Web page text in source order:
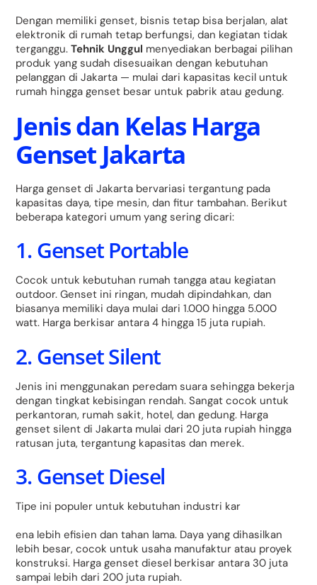
Dengan memiliki genset, bisnis tetap bisa berjalan, alat
elektronik di rumah tetap berfungsi, dan kegiatan tidak
terganggu.Tehnik Unggul menyediakan berbagai pilihan
produk yang sudah disesuaikan dengan kebutuhan
pelanggan di Jakarta — mulai dari kapasitas kecil untuk
rumah hingga genset besar untuk pabrik atau gedung.
Jenis dan Kelas Harga
Genset Jakarta
Harga genset di Jakarta bervariasi tergantung pada
kapasitas daya, tipe mesin, dan fitur tambahan. Berikut
beberapa kategori umum yang sering dicari:
1. Genset Portable
Cocok untuk kebutuhan rumah tangga atau kegiatan
outdoor. Genset ini ringan, mudah dipindahkan, dan
biasanya memiliki daya mulai dari 1.000 hingga 5.000
watt. Harga berkisar antara 4 hingga 15 juta rupiah.
2. Genset Silent
Jenis ini menggunakan peredam suara sehingga bekerja
dengan tingkat kebisingan rendah. Sangat cocok untuk
perkantoran, rumah sakit, hotel, dan gedung. Harga
genset silent di Jakarta mulai dari 20 juta rupiah hingga
ratusan juta, tergantung kapasitas dan merek.
3. Genset Diesel
Tipe ini populer untuk kebutuhan industri kar
ena lebih efisien dan tahan lama. Daya yang dihasilkan
lebih besar, cocok untuk usaha manufaktur atau proyek
konstruksi. Harga genset diesel berkisar antara 30 juta
sampai lebih dari 200 juta rupiah.